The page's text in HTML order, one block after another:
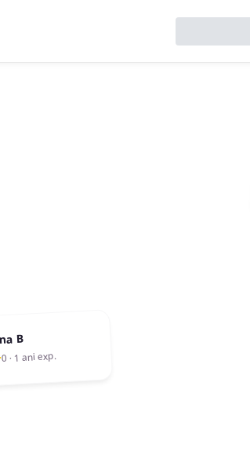
B
0 · 1 ani exp.